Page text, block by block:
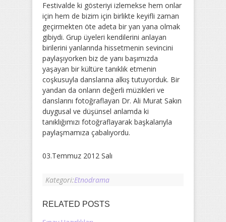
Festivalde ki gösteriyi izlemekse hem onlar
için hem de bizim için birlikte keyifli zaman
geçirmekten öte adeta bir yan yana olmak
gibiydi. Grup üyeleri kendilerini anlayan
birilerini yanlarında hissetmenin sevincini
paylaşıyorken biz de yanı başımızda
yaşayan bir kültüre tanıklık etmenin
coşkusuyla danslarına alkış tutuyorduk. Bir
yandan da onların değerli müzikleri ve
danslarını fotoğraflayan Dr. Ali Murat Sakın
duygusal ve düşünsel anlamda ki
tanıklığımızı fotoğraflayarak başkalarıyla
paylaşmamıza çabalıyordu.
03.Temmuz 2012 Salı
Kategori:Etnodrama
RELATED POSTS